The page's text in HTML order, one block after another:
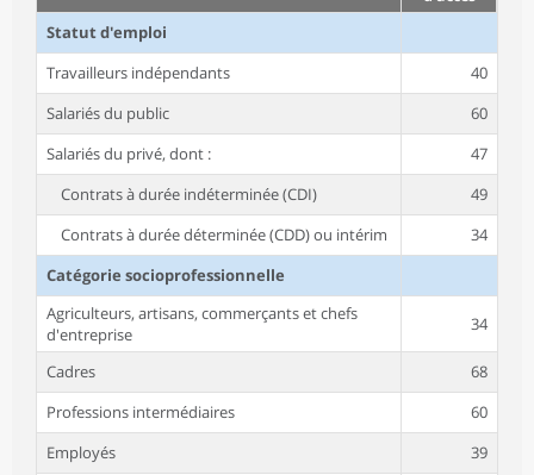
Statut d'emploi
Travailleurs indépendants
40
Salariés du public
60
Salariés du privé, dont :
47
Contrats à durée indéterminée (CDI)
49
Contrats à durée déterminée (CDD) ou intérim
34
Catégorie socioprofessionnelle
Agriculteurs, artisans, commerçants et chefs
d'entreprise
34
Cadres
68
Professions intermédiaires
60
Employés
39